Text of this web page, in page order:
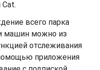
всего парка
машин можно из
отслеживания
приложения